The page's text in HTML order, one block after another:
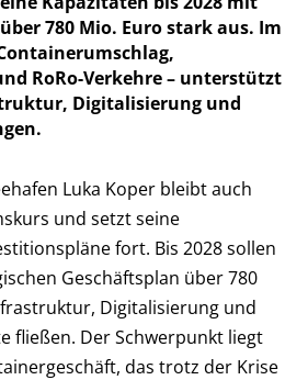
780 Mio. Euro stark aus. Im
RoRo-Verkehre – unterstützt
Digitalisierung und
Luka Koper bleibt auch
und setzt seine
fort. Bis 2028 sollen
Geschäftsplan über 780
Digitalisierung und
fließen. Der Schwerpunkt liegt
das trotz der Krise